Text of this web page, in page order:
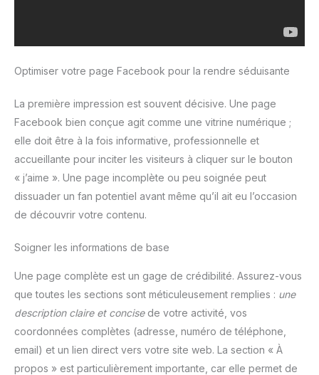
Optimiser votre page Facebook pour la rendre séduisante
La première impression est souvent décisive. Une page
Facebook bien conçue agit comme une vitrine numérique ;
elle doit être à la fois informative, professionnelle et
accueillante pour inciter les visiteurs à cliquer sur le bouton
« j’aime ». Une page incomplète ou peu soignée peut
dissuader un fan potentiel avant même qu’il ait eu l’occasion
de découvrir votre contenu.
Soigner les informations de base
Une page complète est un gage de crédibilité. Assurez-vous
que toutes les sections sont méticuleusement remplies : une
description claire et concisede votre activité, vos
coordonnées complètes (adresse, numéro de téléphone,
email) et un lien direct vers votre site web. La section « À
propos » est particulièrement importante, car elle permet de